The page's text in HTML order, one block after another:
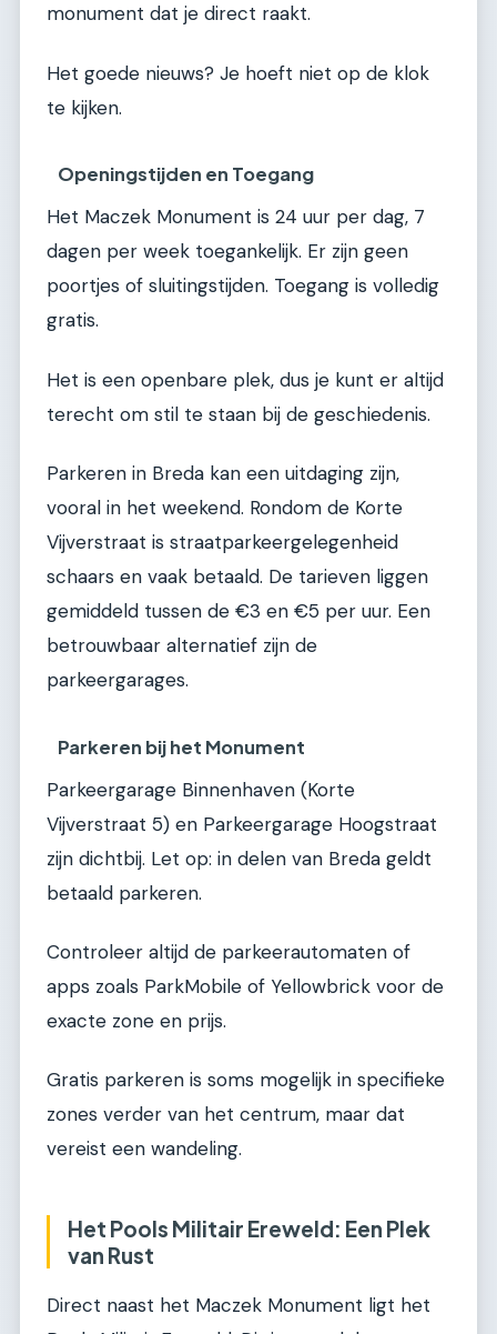
monument dat je direct raakt.
Het goede nieuws? Je hoeft niet op de klok
te kijken.
Openingstijden en Toegang
Het Maczek Monument is 24 uur per dag, 7
dagen per week toegankelijk. Er zijn geen
poortjes of sluitingstijden. Toegang is volledig
gratis.
Het is een openbare plek, dus je kunt er altijd
terecht om stil te staan bij de geschiedenis.
Parkeren in Breda kan een uitdaging zijn,
vooral in het weekend. Rondom de Korte
Vijverstraat is straatparkeergelegenheid
schaars en vaak betaald. De tarieven liggen
gemiddeld tussen de €3 en €5 per uur. Een
betrouwbaar alternatief zijn de
parkeergarages.
Parkeren bij het Monument
Parkeergarage Binnenhaven (Korte
Vijverstraat 5) en Parkeergarage Hoogstraat
zijn dichtbij. Let op: in delen van Breda geldt
betaald parkeren.
Controleer altijd de parkeerautomaten of
apps zoals ParkMobile of Yellowbrick voor de
exacte zone en prijs.
Gratis parkeren is soms mogelijk in specifieke
zones verder van het centrum, maar dat
vereist een wandeling.
Het Pools Militair Ereweld: Een Plek
van Rust
Direct naast het Maczek Monument ligt het